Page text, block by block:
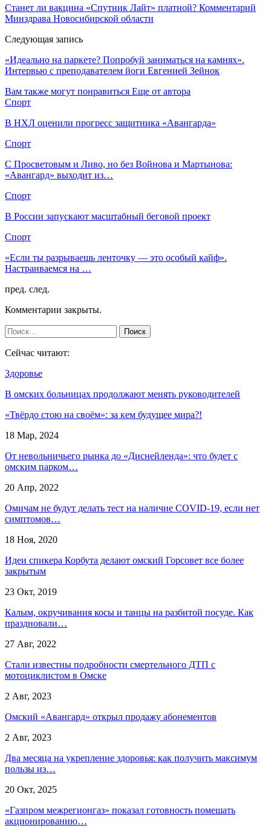
Станет ли вакцина «Спутник Лайт» платной? Комментарий
Минздрава Новосибирской области
Следующая запись
«Идеально на паркете? Попробуй заниматься на камнях».
Интервью с преподавателем йоги Евгенией Зейнок
Вам также могут понравиться Еще от автора
Спорт
В НХЛ оценили прогресс защитника «Авангарда»
Спорт
С Просветовым и Ливо, но без Войнова и Мартынова:
«Авангард» выходит из…
Спорт
В России запускают масштабный беговой проект
Спорт
«Если ты разрываешь ленточку — это особый кайф».
Настраиваемся на …
пред. след.
Комментарии закрыты.
Сейчас читают:
Здоровье
В омских больницах продолжают менять руководителей
«Твёрдо стою на своём»: за кем будущее мира?!
18 Мар, 2024
От невольничьего рынка до «Диснейленда»: что будет с
омским парком…
20 Апр, 2022
Омичам не будут делать тест на наличие COVID-19, если нет
симптомов…
18 Ноя, 2020
Идеи спикера Корбута делают омский Горсовет все более
закрытым
23 Окт, 2019
Калым, окручивания косы и танцы на разбитой посуде. Как
праздновали…
27 Авг, 2022
Стали известны подробности смертельного ДТП с
мотоциклистом в Омске
2 Авг, 2023
Омский «Авангард» открыл продажу абонементов
2 Авг, 2023
Два месяца на укрепление здоровья: как получить максимум
пользы из…
20 Окт, 2025
«Газпром межрегионгаз» показал готовность помешать
акционированию…